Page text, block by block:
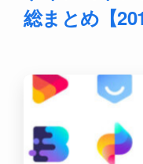
総まとめ【